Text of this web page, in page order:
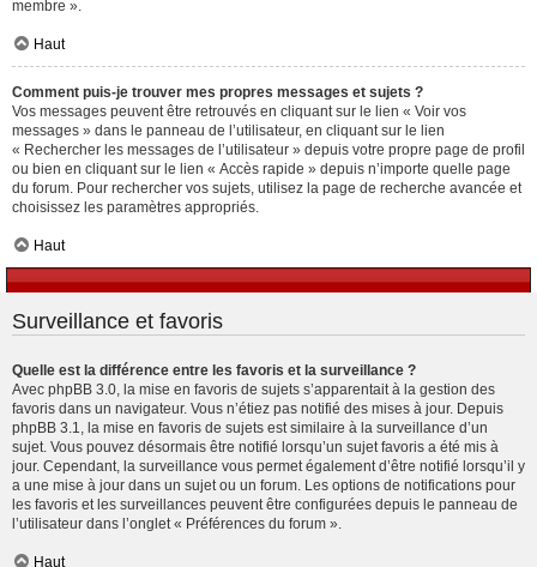
membre ».
Haut
Comment puis-je trouver mes propres messages et sujets ?
Vos messages peuvent être retrouvés en cliquant sur le lien « Voir vos
messages » dans le panneau de l’utilisateur, en cliquant sur le lien
« Rechercher les messages de l’utilisateur » depuis votre propre page de profil
ou bien en cliquant sur le lien « Accès rapide » depuis n’importe quelle page
du forum. Pour rechercher vos sujets, utilisez la page de recherche avancée et
choisissez les paramètres appropriés.
Haut
Surveillance et favoris
Quelle est la différence entre les favoris et la surveillance ?
Avec phpBB 3.0, la mise en favoris de sujets s’apparentait à la gestion des
favoris dans un navigateur. Vous n’étiez pas notifié des mises à jour. Depuis
phpBB 3.1, la mise en favoris de sujets est similaire à la surveillance d’un
sujet. Vous pouvez désormais être notifié lorsqu’un sujet favoris a été mis à
jour. Cependant, la surveillance vous permet également d’être notifié lorsqu’il y
a une mise à jour dans un sujet ou un forum. Les options de notifications pour
les favoris et les surveillances peuvent être configurées depuis le panneau de
l’utilisateur dans l’onglet « Préférences du forum ».
Haut